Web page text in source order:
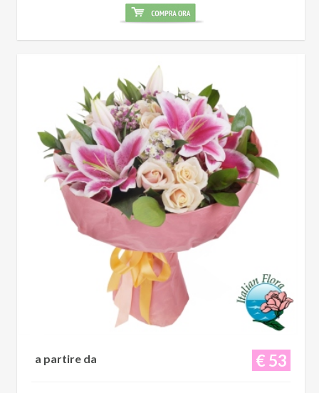
€ 53
a partire da